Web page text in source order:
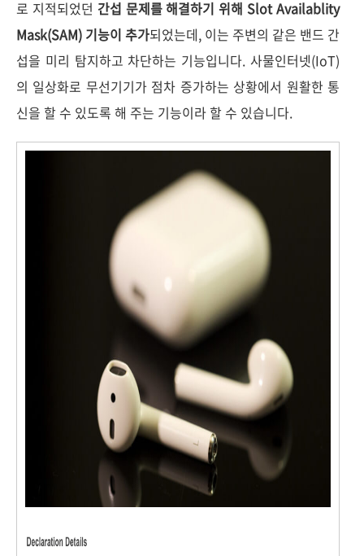
로 지적되었던 간섭 문제를 해결하기 위해 Slot Availablity
Mask(SAM) 기능이 추가되었는데, 이는 주변의 같은 밴드 간
섭을 미리 탐지하고 차단하는 기능입니다. 사물인터넷(IoT)
의 일상화로 무선기기가 점차 증가하는 상황에서 원활한 통
신을 할 수 있도록 해 주는 기능이라 할 수 있습니다.